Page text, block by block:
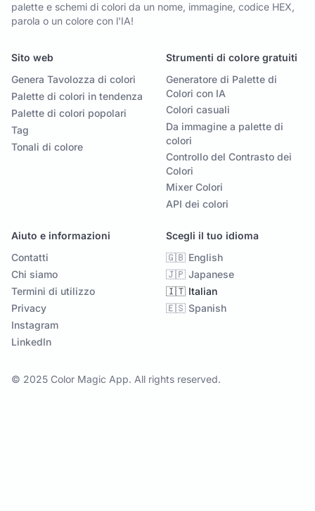
palette e schemi di colori da un nome, immagine, codice HEX,
parola o un colore con l'IA!
Sito web
Genera Tavolozza di colori
Palette di colori in tendenza
Palette di colori popolari
Tag
Tonali di colore
Strumenti di colore gratuiti
Generatore di Palette di
Colori con IA
Colori casuali
Da immagine a palette di
colori
Controllo del Contrasto dei
Colori
Mixer Colori
API dei colori
Aiuto e informazioni
Contatti
Chi siamo
Termini di utilizzo
Privacy
Instagram
LinkedIn
Scegli il tuo idioma
🇬🇧 English
🇯🇵 Japanese
🇮🇹 Italian
🇪🇸 Spanish
© 2025 Color Magic App. All rights reserved.